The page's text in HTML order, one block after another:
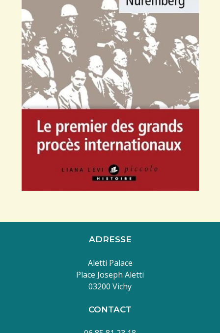
ADRESSE
Aletti Palace
Place Joseph Aletti
03200 Vichy
CONTACT